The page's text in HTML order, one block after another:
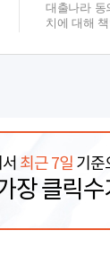
대출나라 동
치에 대해
최근 7일 기준
장 클릭